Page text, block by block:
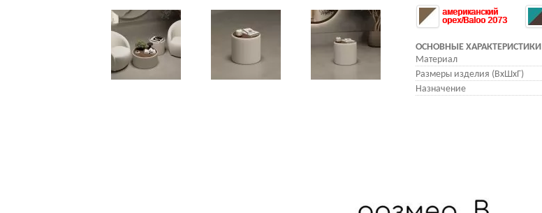
американский
орех/Baloo 2073
ОСНОВНЫЕ ХАРАКТЕРИСТИКИ
Материал
Размеры изделия (ВхШхГ)
Назначение